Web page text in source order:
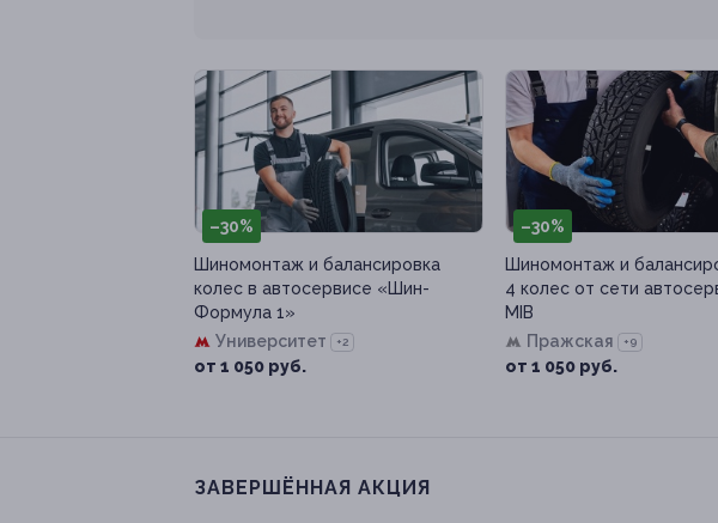
–30%
Шиномонтаж и балансировка
колес в автосервисе «Шин-
Формула 1»
Университет
+2
от 1 050 руб.
–30%
Шиномонтаж и
4 колес от сети
MIB
Пражская
+9
от 1 050 руб.
ЗАВЕРШЁННАЯ АКЦИЯ